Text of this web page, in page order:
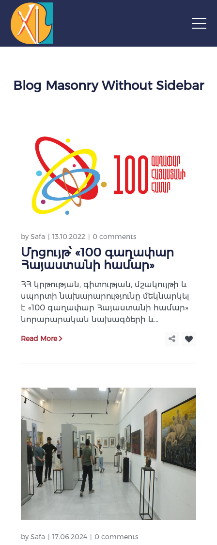
Blog Masonry Without Sidebar
by Safa 13.10.2022 0 comments
Մրցույթ՝ «100 գաղափար
Հայաստանի համար»
ՀՀ կրթության, գիտության, մշակույթի և
սպորտի նախարարությունը մեկնարկել
է «100 գաղափար Հայաստանի համար»
նորարարական նախագծերի և...
Read More
by Safa 17.06.2024 0 comments